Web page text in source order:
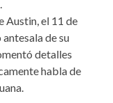
Austin, el 11 de
de su
detalles
habla de